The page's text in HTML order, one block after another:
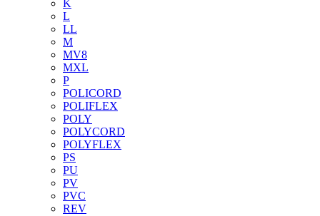
K
L
LL
M
MV8
MXL
P
POLICORD
POLIFLEX
POLY
POLYCORD
POLYFLEX
PS
PU
PV
PVC
REV